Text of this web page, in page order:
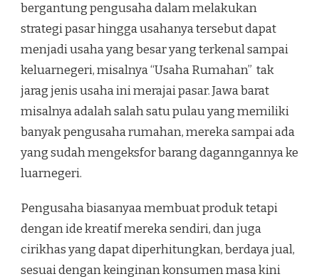
bergantung pengusaha dalam melakukan
strategi pasar hingga usahanya tersebut dapat
menjadi usaha yang besar yang terkenal sampai
keluarnegeri, misalnya “Usaha Rumahan” tak
jarag jenis usaha ini merajai pasar. Jawa barat
misalnya adalah salah satu pulau yang memiliki
banyak pengusaha rumahan, mereka sampai ada
yang sudah mengeksfor barang daganngannya ke
luarnegeri.
Pengusaha biasanyaa membuat produk tetapi
dengan ide kreatif mereka sendiri, dan juga
cirikhas yang dapat diperhitungkan, berdaya jual,
sesuai dengan keinginan konsumen masa kini